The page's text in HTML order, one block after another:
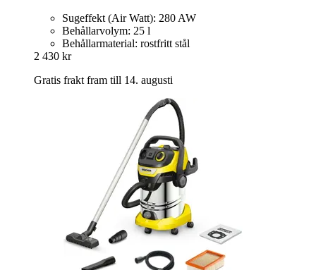
Sugeffekt (Air Watt): 280 AW
Behållarvolym: 25 l
Behållarmaterial: rostfritt stål
2 430 kr
Gratis frakt fram till 14. augusti